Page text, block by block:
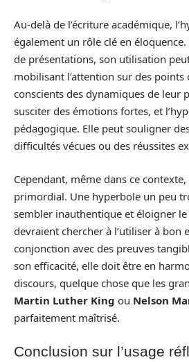
Au-delà de l’écriture académique,
également un rôle clé en
de présentations, son utilisation
mobilisant l’attention sur des points
conscients des dynamiques de leur
susciter des émotions fortes, et
pédagogique. Elle peut souligner
difficultés vécues ou des réussites
Cependant, même dans ce contexte,
primordial. Une hyperbole un peu
sembler inauthentique et éloigner
devraient chercher à l’utiliser à bon
conjonction avec des preuves
son efficacité, elle doit être en
discours, quelque chose que les
Martin Luther King ou Nelson
parfaitement maîtrisé.
Conclusion sur l’usage